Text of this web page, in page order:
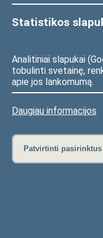
Statistikos
Analitiniai slapukai
tobulinti svetainę,
apie jos lankomumą.
Daugiau informacijos
Patvirtinti pasirinktus
A (8)